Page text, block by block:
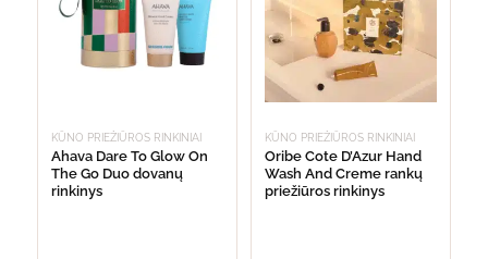
KŪNO PRIEŽIŪROS RINKINIAI
Ahava Dare To Glow On
The Go Duo dovanų
rinkinys
KŪNO PRIEŽIŪROS RINKINIAI
Oribe Cote D’Azur Hand
Wash And Creme rankų
priežiūros rinkinys